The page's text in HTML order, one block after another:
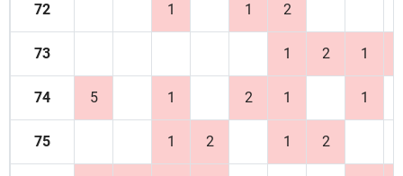
72 1 1 2
73 1 2 1
74 5 1 2 1 1
75 1 2 1 2